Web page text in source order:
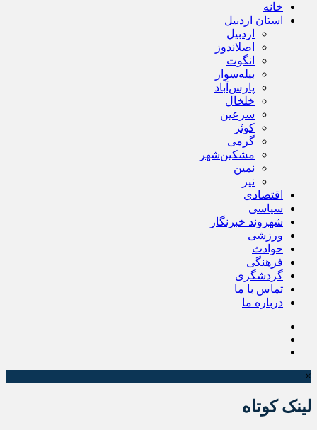
خانه
استان اردبیل
اردبیل
اصلاندوز
انگوت
بیله‌سوار
پارس‌آباد
خلخال
سرعین
کوثر
گرمی
مشکین‌شهر
نمین
نیر
اقتصادی
سیاسی
شهروند خبرنگار
ورزشی
حوادث
فرهنگی
گردشگری
تماس با ما
درباره ما
×
لینک کوتاه